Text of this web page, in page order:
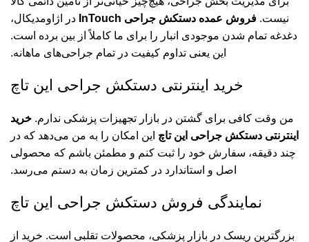
نیست. فروش عمده دستکش جراحی InTouch
در اژاومدیکال،
دغدغه تمام شدن موجودی انبار را برای ما کاملاً از بین برده است.
این یعنی تداوم کیفیت در تمام جراحی‌های ماهانه.
خرید اینترنتی دستکش جراحی این‌ تاچ
من وقت کافی برای گشتن در بازار تجهیزات پزشکی ندارم. خرید
اینترنتی دستکش جراحی این‌ تاچ این امکان را به من می‌دهد که در
چند دقیقه، سفارش خود را ثبت کنم و مطمئن باشم که محصولی
اصل و استاندارد در کمترین زمان به دستم می‌رسد.
نمایندگی فروش دستکش جراحی این‌ تاچ
بزرگترین ریسک در بازار پزشکی، محصولات تقلبی است. خرید از